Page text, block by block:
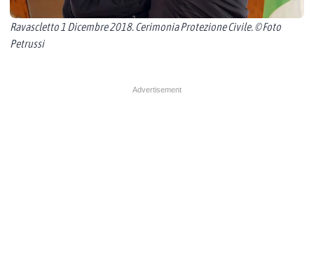
Ravascletto 1 Dicembre 2018. Cerimonia Protezione Civile. © Foto
Petrussi